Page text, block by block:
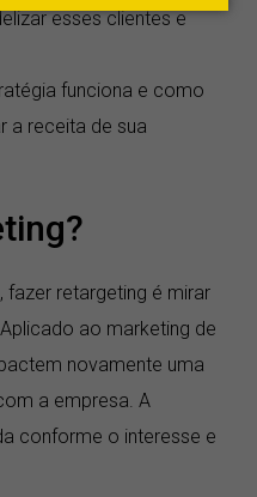
esses clientes e
funciona e como
a receita de sua
fazer retargeting é mirar
ao marketing de
novamente uma
a empresa. A
conforme o interesse e